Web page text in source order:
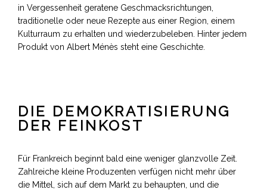
in Vergessenheit geratene Geschmacksrichtungen,
traditionelle oder neue Rezepte aus einer Region, einem
Kulturraum zu erhalten und wiederzubeleben.
Hinter jedem
Produkt von Albert Ménès steht eine Geschichte.
DIE DEMOKRATISIERUNG
DER FEINKOST
Für Frankreich beginnt bald eine weniger glanzvolle Zeit.
Zahlreiche kleine Produzenten verfügen nicht mehr über
die Mittel, sich auf dem Markt zu behaupten, und die